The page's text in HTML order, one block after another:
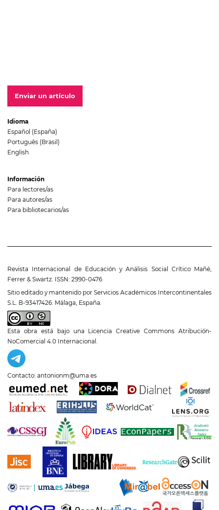
Enviar un artículo
Idioma
Español (España)
Português (Brasil)
English
Información
Para lectores/as
Para autores/as
Para bibliotecarios/as
Revista Internacional de Educación y Análisis Social Crítico Mañé,
Ferrer & Swartz. ISSN: 2990-0476
Sitio editado y mantenido por Servicios Académicos Intercontinentales
S.L. B-93417426. Málaga, España.
Esta obra está bajo una Licencia Creative Commons Atribución-
NoComercial 4.0 Internacional
Contacto: antonionm@uma.es